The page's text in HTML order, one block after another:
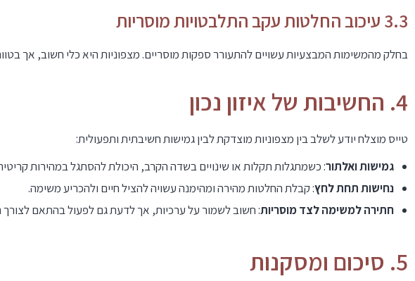
3.3 עיכוב החלטות עקב התלבטויות מוסריות
בחלק מהמשימות המבצעיות עשויים להתעורר ספקות מוסריים. מצפוניות היא כלי חשוב, אך
4. החשיבות של איזון נכון
טייס מוצלח יודע לשלב בין מצפוניות מוצדקת לבין גמישות חשיבתית ותפעולית:
גמישות ואלתור: כשמתגלות תקלות או שינויים בשדה הקרב, היכולת להסתגל במהירות
נחישות תחת לחץ: קבלת החלטות מהירה ומהימנה עשויה להציל חיים ולהכריע משימה.
חתירה למשימה לצד מוסריות: חשוב לשמור על ערכיות, אך לדעת גם לפעול בהתאם
5. סיכום ומסקנות